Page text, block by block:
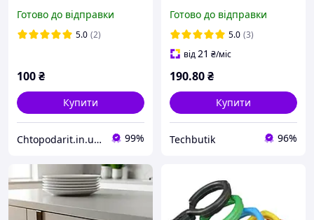
нержавіючої сталі,
вакуумна вішалка,
Готово до відправки
5.0 (2)
100₴
Купити
Chtopodarit.in.ua-інтернет-магазин цікавих подарунків 99%
для кухні Purlov
Готово до відправки
5.0 (3)
від21 ₴/міс
190.80₴
Купити
Techbutik 96%